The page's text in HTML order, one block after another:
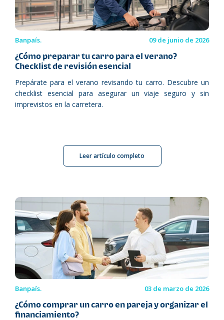
Banpaís. 09 de junio de 2026
¿Cómo preparar tu carro para el verano?
Checklist de revisión esencial
Prepárate para el verano revisando tu carro. Descubre un
checklist esencial para asegurar un viaje seguro y sin
imprevistos en la carretera.
Leer artículo completo
Banpaís. 03 de marzo de 2026
¿Cómo comprar un carro en pareja y organizar el
financiamiento?